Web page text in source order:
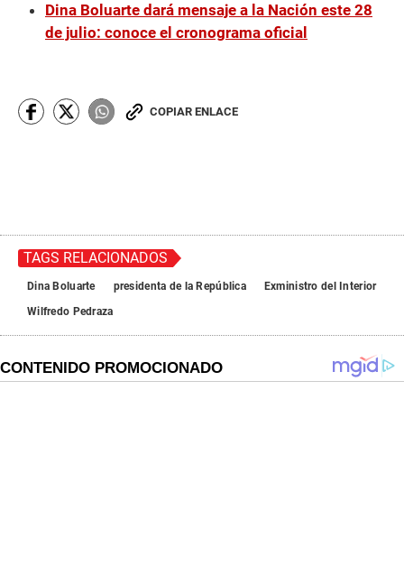
Dina Boluarte dará mensaje a la Nación este 28
de julio: conoce el cronograma oficial
COPIAR ENLACE
TAGS RELACIONADOS
Dina Boluarte presidenta de la República
Exministro del Interior
Wilfredo Pedraza